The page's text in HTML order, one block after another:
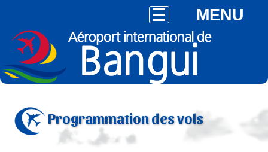
MENU
Programmation des vols